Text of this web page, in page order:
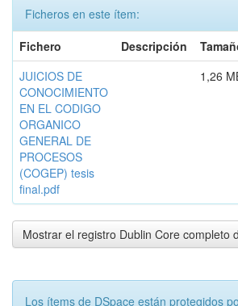
Ficheros en este ítem:
Fichero
Descripción
JUICIOS DE
CONOCIMIENTO
EN EL CODIGO
ORGANICO
GENERAL DE
PROCESOS
(COGEP) tesis
final.pdf
1,26
Mostrar el registro Dublin Core completo
Los ítems de DSpace están protegidos